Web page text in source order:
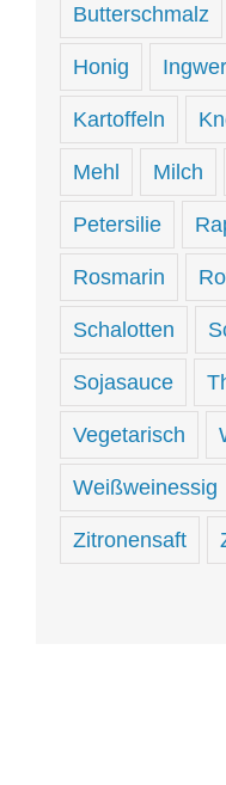
Butterschmalz
Honig Ingwer
Kartoffeln
Mehl Milch
Petersilie
Rosmarin
Schalotten
Sojasauce
Vegetarisch
Weißweinessig
Zitronensaft